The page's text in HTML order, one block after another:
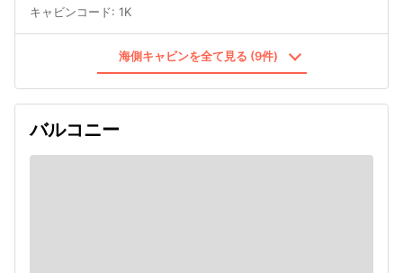
キャビンコード: 1K
海側キャビンを全て見る (9件)
バルコニー